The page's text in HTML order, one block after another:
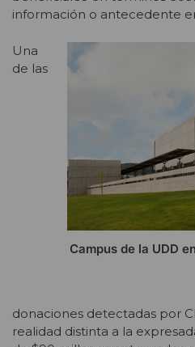
información o antecedente
Campus de la UDD
Una
de las
donaciones detectadas por
realidad distinta a la